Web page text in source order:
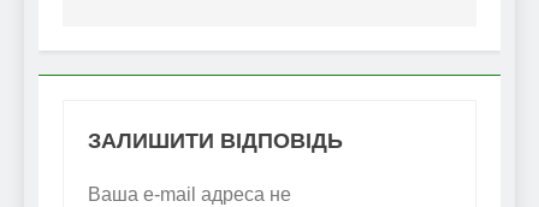
ЗАЛИШИТИ ВІДПОВІДЬ
Ваша e-mail адреса не